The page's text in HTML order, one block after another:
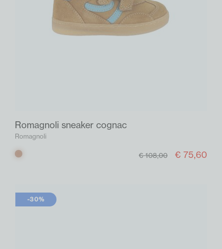
Romagnoli sneaker cognac
Romagnoli
Cognac € 108,00 € 75,60
-30%